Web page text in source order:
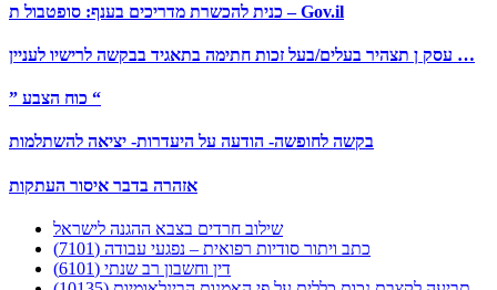
כנית להכשרת מדריכים בענף: סופטבול ת – Gov.il
עסק ן תצהיר בעלים/בעל זכות חתימה בתאגיד בבקשה לרישיו לעניין …
” כוח הצבע “
בקשה לחופשה- הודעה על היעדרות- יציאה להשתלמות
אזהרה בדבר איסור העתקות
שילוב חרדים בצבא ההגנה לישראל
כתב ויתור סודיות רפואית – נפגעי עבודה (7101)
דין וחשבון רב שנתי (6101)